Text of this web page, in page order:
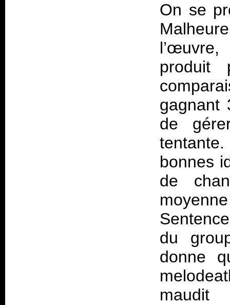
On se
produit
gagnant
de
bonnes
de
du
donne
maudit